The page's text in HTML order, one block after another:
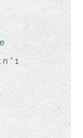
° 1